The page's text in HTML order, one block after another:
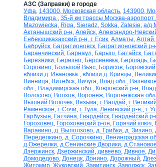
АЗС (Заправки) в городе
Уфа, 143000, Московская область, 143900,
Владимира., 35-й км трассы Москва-
Mazowiecka, Riga, Sieradz, Sokka, Zalesie, а/д
Актанышский р-н, Алейск, Александро-
Енбекшиказахский р-н, г. Есик, Алматы, Алтай,
Бабруйск, Багратионовск, Багратионовский р-
Баранчинский, Барнаул, Барыш, Батайск,
Березники, Березно, Берсеневка, Бершадь,
Сорокино, Большой Вьяс, Борисов, Боровский
вблизи д. Ивановка., вблизи д. Кривцы,
Винница, Витебск, Вичуга, Влад.обл.,
обл., Владимирская обл., Ковровский р-н,
Волосово, Волхов, Воронеж, Воронежская
Вышний Волочек, Вязьма, г. Валдай, г.
Раменское, г. Сочи, г. Тула, Ленинский р-н,, г.
Гарбузын, Гатчина, Гвардейск, Гвардейский р-
Гороховец, Гороховецкий р-он, Горячий ключ,
Варавино, д. Выползово, д. Грибки, д. Зизино,
Переделкино, д. Сорочкино, Ленинградская
д.Ожерелки, д.Сенинские Дворики, д.Становое
Дзержинск, Дзержинский, дивеево, Дивное,
Домодедово, Донецк, Донино, Дорожный,
Житомир, Жуковский, Завитинск, Заволжск,